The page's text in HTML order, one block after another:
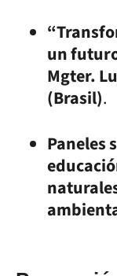
un
Mgter.
(Brasil).
Paneles